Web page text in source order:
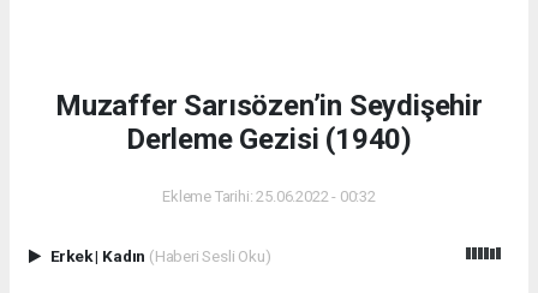
Muzaffer Sarısözen’in Seydişehir
Derleme Gezisi (1940)
Ekleme Tarihi: 25.06.2022 - 00:32
Erkek| Kadın (Haberi Sesli Oku)